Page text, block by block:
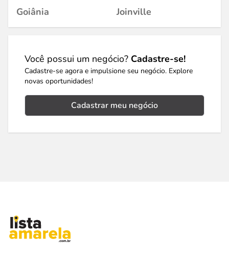
Goiânia
Joinville
Você possui um negócio? Cadastre-se!
Cadastre-se agora e impulsione seu negócio. Explore
novas oportunidades!
Cadastrar meu negócio